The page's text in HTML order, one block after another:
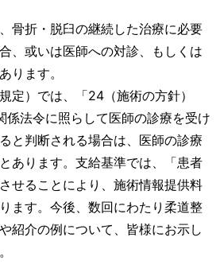
骨折・脱臼の継続した治療に必要
、或いは医師への対診、もしくは
ります。
定）では、「24（施術の方針）
係法令に照らして医師の診療を受け
と判断される場合は、医師の診療
あります。支給基準では、「患者
せることにより、施術情報提供料
ます。今後、数回にわたり柔道整
紹介の例について、皆様にお示し